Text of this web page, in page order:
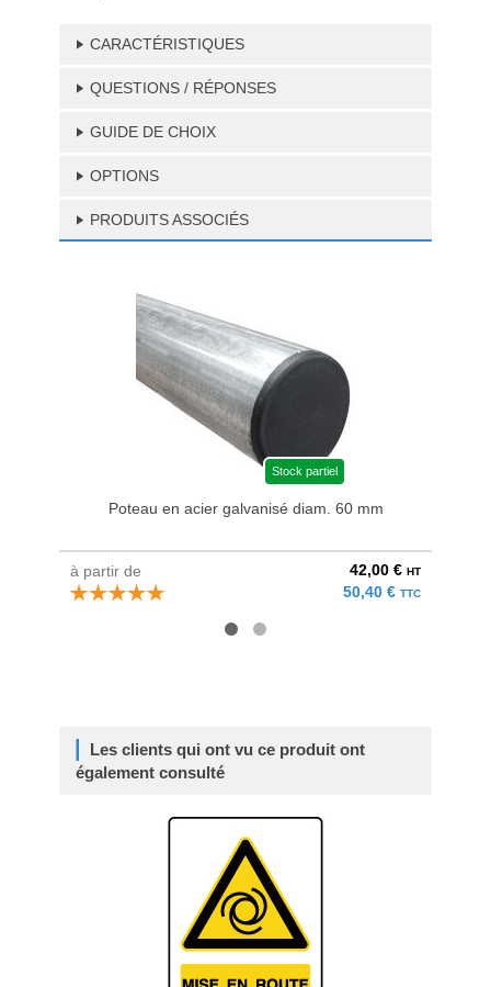
CARACTÉRISTIQUES
QUESTIONS / RÉPONSES
GUIDE DE CHOIX
OPTIONS
PRODUITS ASSOCIÉS
Stock partiel
Poteau en acier galvanisé diam. 60 mm
à partir de 42,00 € HT
50,40 € TTC
Les clients qui ont vu ce produit ont
également consulté